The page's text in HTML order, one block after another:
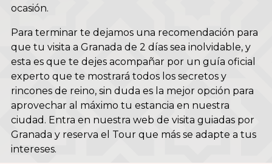
ocasión.
Para terminar te dejamos una recomendación para
que tu visita a Granada de 2 días sea inolvidable, y
esta es que te dejes acompañar por un guía oficial
experto que te mostrará todos los secretos y
rincones de reino, sin duda es la mejor opción para
aprovechar al máximo tu estancia en nuestra
ciudad. Entra en nuestra web de visita guiadas por
Granada y reserva el Tour que más se adapte a tus
intereses.